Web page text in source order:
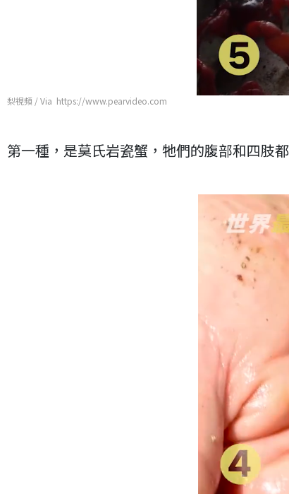
梨視頻 / Via https://www.pearvideo.com
第一種，是莫氏岩瓷蟹，牠們的腹部和四肢